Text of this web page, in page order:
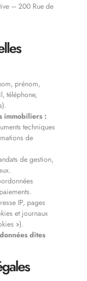
– 200 Rue de
prénom,
téléphone,
immobiliers :
techniques
de
de gestion,
IP, pages
et journaux
»).
données dites